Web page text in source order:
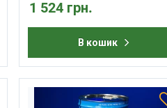
1 524 грн.
В кошик